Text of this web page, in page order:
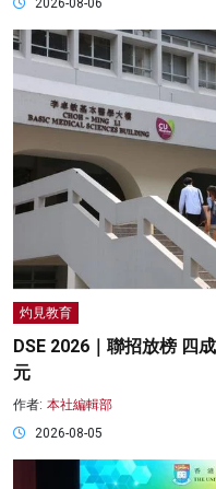
2026-08-06
灼見教育
DSE 2026｜聯招放榜 四
元
作者: 本社編輯部
2026-08-05